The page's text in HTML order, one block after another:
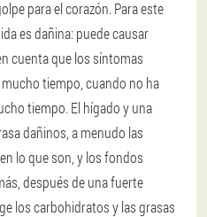
para el corazón. Para este
es dañina: puede causar
cuenta que los síntomas
tiempo, cuando no ha
tiempo. El hígado y una
dañinos, a menudo las
lo que son, y los fondos
después de una fuerte
los carbohidratos y las grasas